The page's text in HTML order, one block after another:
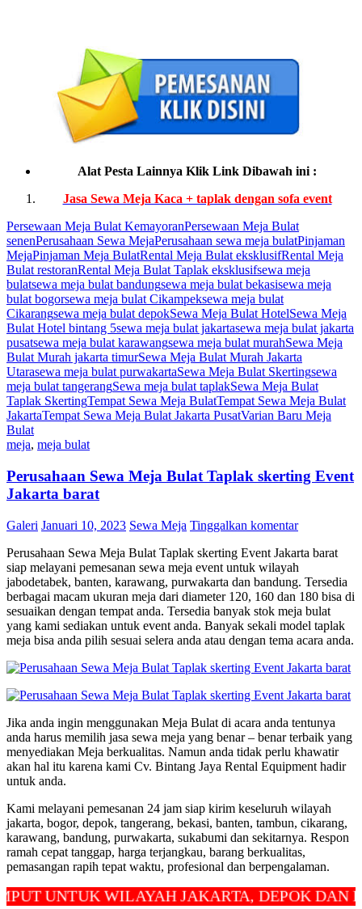
Alat Pesta Lainnya Klik Link Dibawah ini :
Jasa Sewa Meja Kaca + taplak dengan sofa event
Persewaan Meja Bulat KemayoranPersewaan Meja Bulat
senenPerusahaan Sewa MejaPerusahaan sewa meja bulatPinjaman
MejaPinjaman Meja BulatRental Meja Bulat eksklusifRental Meja
Bulat restoranRental Meja Bulat Taplak eksklusifsewa meja
bulatsewa meja bulat bandungsewa meja bulat bekasisewa meja
bulat bogorsewa meja bulat Cikampeksewa meja bulat
Cikarangsewa meja bulat depokSewa Meja Bulat HotelSewa Meja
Bulat Hotel bintang 5sewa meja bulat jakartasewa meja bulat jakarta
pusatsewa meja bulat karawangsewa meja bulat murahSewa Meja
Bulat Murah jakarta timurSewa Meja Bulat Murah Jakarta
Utarasewa meja bulat purwakartaSewa Meja Bulat Skertingsewa
meja bulat tangerangSewa meja bulat taplakSewa Meja Bulat
Taplak SkertingTempat Sewa Meja BulatTempat Sewa Meja Bulat
JakartaTempat Sewa Meja Bulat Jakarta PusatVarian Baru Meja
Bulat
meja, meja bulat
Perusahaan Sewa Meja Bulat Taplak skerting Event
Jakarta barat
Galeri Januari 10, 2023 Sewa Meja Tinggalkan komentar
Perusahaan Sewa Meja Bulat Taplak skerting Event Jakarta barat
siap melayani pemesanan sewa meja event untuk wilayah
jabodetabek, banten, karawang, purwakarta dan bandung. Tersedia
berbagai macam ukuran meja dari diameter 120, 160 dan 180 bisa di
sesuaikan dengan tempat anda. Tersedia banyak stok meja bulat
yang kami sediakan untuk event anda. Banyak sekali model taplak
meja bisa anda pilih sesuai selera anda atau dengan tema acara anda.
Jika anda ingin menggunakan Meja Bulat di acara anda tentunya
anda harus memilih jasa sewa meja yang benar – benar terbaik yang
menyediakan Meja berkualitas. Namun anda tidak perlu khawatir
akan hal itu karena kami Cv. Bintang Jaya Rental Equipment hadir
untuk anda.
Kami melayani pemesanan 24 jam siap kirim keseluruh wilayah
jakarta, bogor, depok, tangerang, bekasi, banten, tambun, cikarang,
karawang, bandung, purwakarta, sukabumi dan sekitarnya. Respon
ramah cepat tanggap, harga terjangkau, barang berkualitas,
pemasangan rapih tepat waktu, profesional dan berpengalaman.
WILAYAH JAKARTA, DEPOK DAN